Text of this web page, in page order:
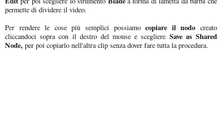
permette di dividere il video.
Per rendere le cose più semplici possiamocopiare il nodo creato
cliccandoci sopra con il destro del mouse e scegliere Save as Shared
Node, per poi copiarlo nell'altra clip senza dover fare tutta la procedura.